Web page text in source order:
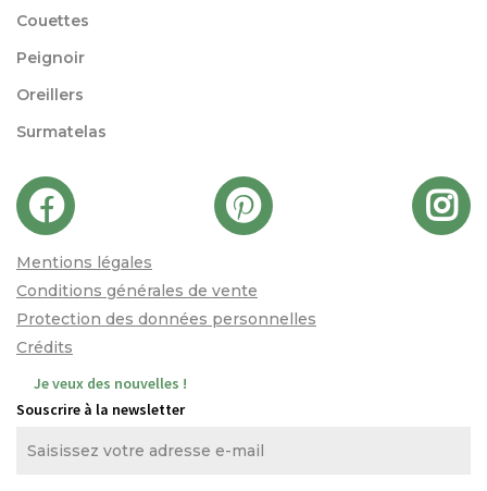
Couettes
Peignoir
Oreillers
Surmatelas
Mentions légales
Conditions générales de vente
Protection des données personnelles
Crédits
Je veux des nouvelles !
Souscrire à la newsletter